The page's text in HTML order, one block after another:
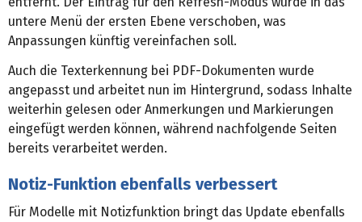
untere Menü der ersten Ebene verschoben, was
Anpassungen künftig vereinfachen soll.
Auch die Texterkennung bei PDF-Dokumenten wurde
angepasst und arbeitet nun im Hintergrund, sodass Inhalte
weiterhin gelesen oder Anmerkungen und Markierungen
eingefügt werden können, während nachfolgende Seiten
bereits verarbeitet werden.
Notiz-Funktion ebenfalls verbessert
Für Modelle mit Notizfunktion bringt das Update ebenfalls